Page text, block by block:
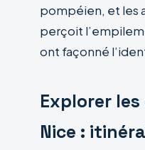
pompéien, et les
perçoit
ont façonné
Explorer
Nice :